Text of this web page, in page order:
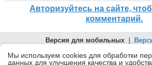
Авторизуйтесь на сайте,
комментарий.
Версия для мобильных |
© 2026 Беломорканал
Joomla!is Free Software released under the
Мы используем cookies для обработки
данных для улучшения качества и